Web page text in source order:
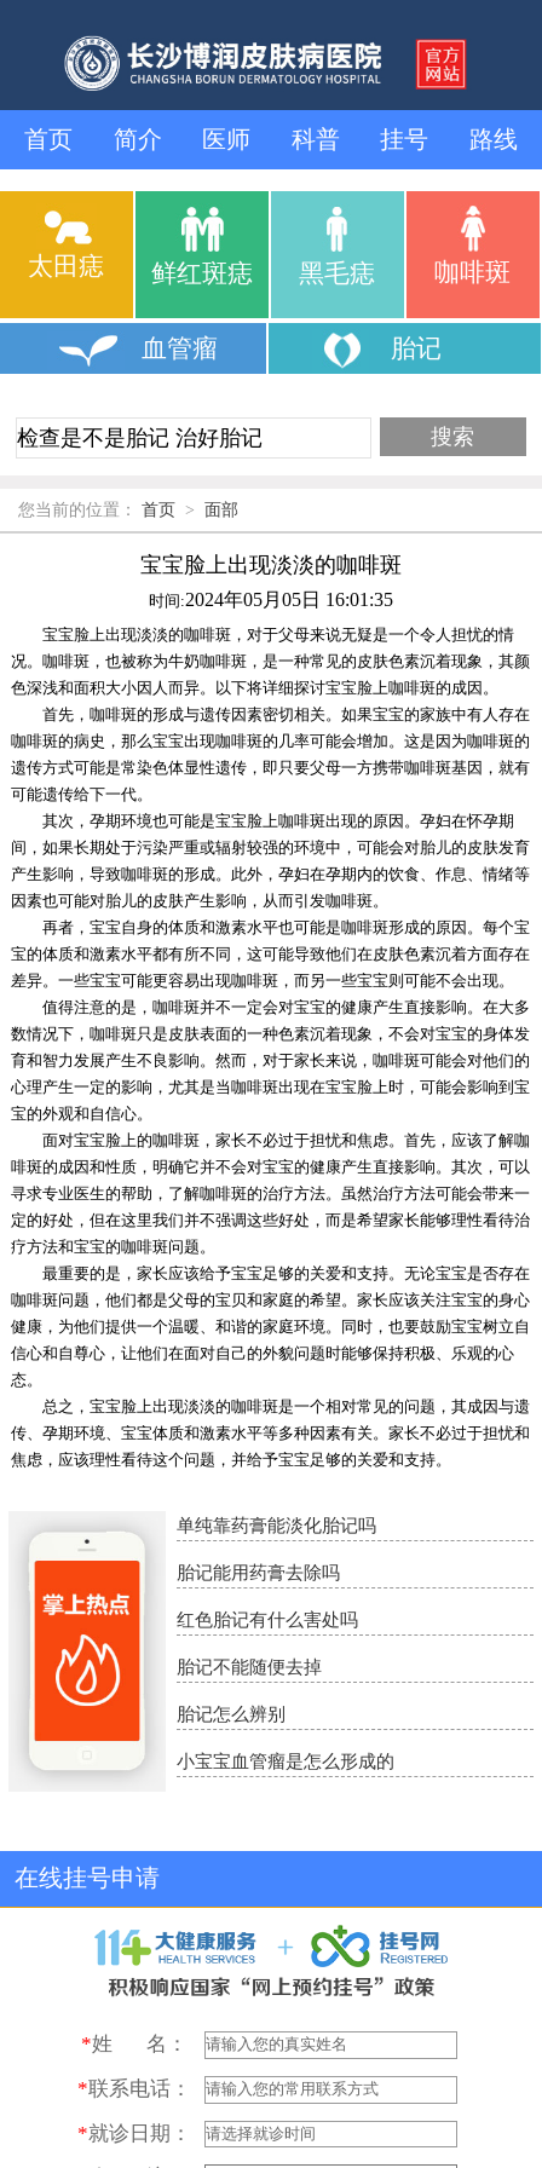
首页 简介 医师 科普 挂号 路线
太田痣 鲜红斑痣 黑毛痣 咖啡斑
血管瘤 胎记
您当前的位置： 首页 > 面部
宝宝脸上出现淡淡的咖啡斑
时间:2024年05月05日 16:01:35
宝宝脸上出现淡淡的咖啡斑，对于父母来说无疑是一个令人担忧的情
况。咖啡斑，也被称为牛奶咖啡斑，是一种常见的皮肤色素沉着现象，其颜
色深浅和面积大小因人而异。以下将详细探讨宝宝脸上咖啡斑的成因。
首先，咖啡斑的形成与遗传因素密切相关。如果宝宝的家族中有人存在
咖啡斑的病史，那么宝宝出现咖啡斑的几率可能会增加。这是因为咖啡斑的
遗传方式可能是常染色体显性遗传，即只要父母一方携带咖啡斑基因，就有
可能遗传给下一代。
其次，孕期环境也可能是宝宝脸上咖啡斑出现的原因。孕妇在怀孕期
间，如果长期处于污染严重或辐射较强的环境中，可能会对胎儿的皮肤发育
产生影响，导致咖啡斑的形成。此外，孕妇在孕期内的饮食、作息、情绪等
因素也可能对胎儿的皮肤产生影响，从而引发咖啡斑。
再者，宝宝自身的体质和激素水平也可能是咖啡斑形成的原因。每个宝
宝的体质和激素水平都有所不同，这可能导致他们在皮肤色素沉着方面存在
差异。一些宝宝可能更容易出现咖啡斑，而另一些宝宝则可能不会出现。
值得注意的是，咖啡斑并不一定会对宝宝的健康产生直接影响。在大多
数情况下，咖啡斑只是皮肤表面的一种色素沉着现象，不会对宝宝的身体发
育和智力发展产生不良影响。然而，对于家长来说，咖啡斑可能会对他们的
心理产生一定的影响，尤其是当咖啡斑出现在宝宝脸上时，可能会影响到宝
宝的外观和自信心。
面对宝宝脸上的咖啡斑，家长不必过于担忧和焦虑。首先，应该了解咖
啡斑的成因和性质，明确它并不会对宝宝的健康产生直接影响。其次，可以
寻求专业医生的帮助，了解咖啡斑的治疗方法。虽然治疗方法可能会带来一
定的好处，但在这里我们并不强调这些好处，而是希望家长能够理性看待治
疗方法和宝宝的咖啡斑问题。
最重要的是，家长应该给予宝宝足够的关爱和支持。无论宝宝是否存在
咖啡斑问题，他们都是父母的宝贝和家庭的希望。家长应该关注宝宝的身心
健康，为他们提供一个温暖、和谐的家庭环境。同时，也要鼓励宝宝树立自
信心和自尊心，让他们在面对自己的外貌问题时能够保持积极、乐观的心
态。
总之，宝宝脸上出现淡淡的咖啡斑是一个相对常见的问题，其成因与遗
传、孕期环境、宝宝体质和激素水平等多种因素有关。家长不必过于担忧和
焦虑，应该理性看待这个问题，并给予宝宝足够的关爱和支持。
单纯靠药膏能淡化胎记吗
胎记能用药膏去除吗
红色胎记有什么害处吗
胎记不能随便去掉
胎记怎么辨别
小宝宝血管瘤是怎么形成的
在线挂号申请
*姓 名：
*联系电话：
*就诊日期：